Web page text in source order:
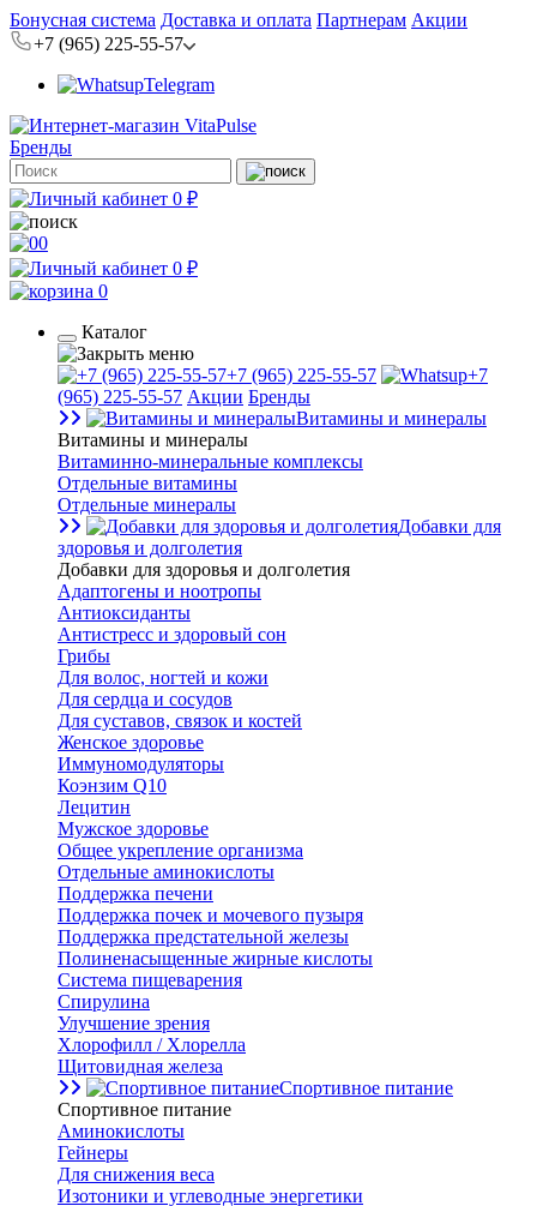
Бонусная система Доставка и оплата Партнерам Акции
+7 (965) 225-55-57
Telegram
Бренды
0 ₽
0
0 ₽
0
Каталог
+7 (965) 225-55-57
+7
(965) 225-55-57 Акции Бренды
Витамины и минералы
Витамины и минералы
Витаминно-минеральные комплексы
Отдельные витамины
Отдельные минералы
Добавки для
здоровья и долголетия
Добавки для здоровья и долголетия
Адаптогены и ноотропы
Антиоксиданты
Антистресс и здоровый сон
Грибы
Для волос, ногтей и кожи
Для сердца и сосудов
Для суставов, связок и костей
Женское здоровье
Иммуномодуляторы
Коэнзим Q10
Лецитин
Мужское здоровье
Общее укрепление организма
Отдельные аминокислоты
Поддержка печени
Поддержка почек и мочевого пузыря
Поддержка предстательной железы
Полиненасыщенные жирные кислоты
Система пищеварения
Спирулина
Улучшение зрения
Хлорофилл / Хлорелла
Щитовидная железа
Спортивное питание
Спортивное питание
Аминокислоты
Гейнеры
Для снижения веса
Изотоники и углеводные энергетики